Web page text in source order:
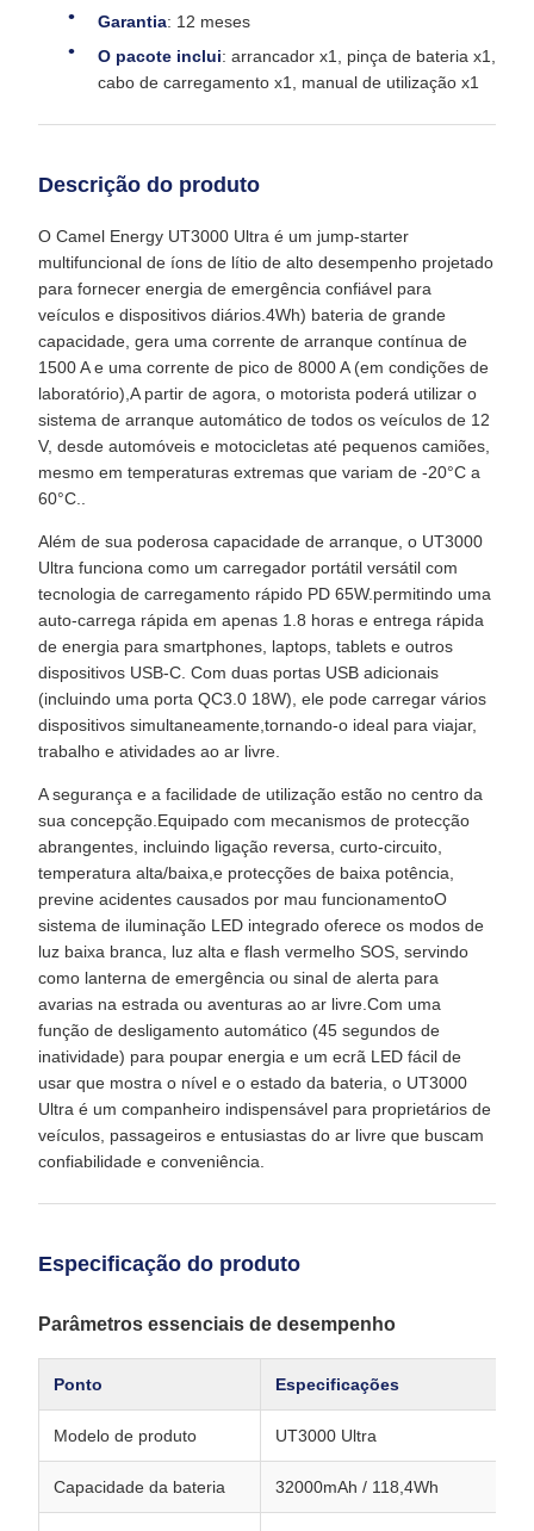
Garantia: 12 meses
O pacote inclui: arrancador x1, pinça de bateria x1,
cabo de carregamento x1, manual de utilização x1
Descrição do produto
O Camel Energy UT3000 Ultra é um jump-starter
multifuncional de íons de lítio de alto desempenho projetado
para fornecer energia de emergência confiável para
veículos e dispositivos diários.4Wh) bateria de grande
capacidade, gera uma corrente de arranque contínua de
1500 A e uma corrente de pico de 8000 A (em condições de
laboratório),A partir de agora, o motorista poderá utilizar o
sistema de arranque automático de todos os veículos de 12
V, desde automóveis e motocicletas até pequenos camiões,
mesmo em temperaturas extremas que variam de -20°C a
60°C..
Além de sua poderosa capacidade de arranque, o UT3000
Ultra funciona como um carregador portátil versátil com
tecnologia de carregamento rápido PD 65W.permitindo uma
auto-carrega rápida em apenas 1.8 horas e entrega rápida
de energia para smartphones, laptops, tablets e outros
dispositivos USB-C. Com duas portas USB adicionais
(incluindo uma porta QC3.0 18W), ele pode carregar vários
dispositivos simultaneamente,tornando-o ideal para viajar,
trabalho e atividades ao ar livre.
A segurança e a facilidade de utilização estão no centro da
sua concepção.Equipado com mecanismos de protecção
abrangentes, incluindo ligação reversa, curto-circuito,
temperatura alta/baixa,e protecções de baixa potência,
previne acidentes causados por mau funcionamentoO
sistema de iluminação LED integrado oferece os modos de
luz baixa branca, luz alta e flash vermelho SOS, servindo
como lanterna de emergência ou sinal de alerta para
avarias na estrada ou aventuras ao ar livre.Com uma
função de desligamento automático (45 segundos de
inatividade) para poupar energia e um ecrã LED fácil de
usar que mostra o nível e o estado da bateria, o UT3000
Ultra é um companheiro indispensável para proprietários de
veículos, passageiros e entusiastas do ar livre que buscam
confiabilidade e conveniência.
Especificação do produto
Parâmetros essenciais de desempenho
Ponto Especificações
Modelo de produto UT3000 Ultra
Capacidade da bateria 32000mAh / 118,4Wh